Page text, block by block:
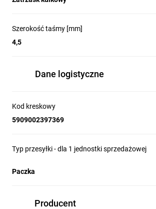
Szerokość taśmy [mm]
4,5
Dane logistyczne
Kod kreskowy
5909002397369
Typ przesyłki - dla 1 jednostki sprzedażowej
Paczka
Producent